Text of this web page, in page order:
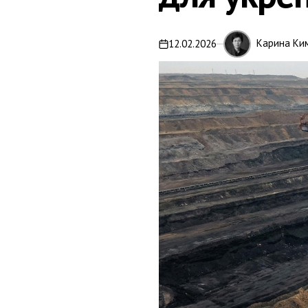
on12.02.2026 Карина